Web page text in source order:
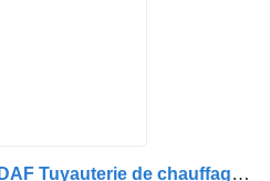
Flexible de climatisation DAF Tuyauterie de chauffage, ventilation et climatisation 2125242 pour camion